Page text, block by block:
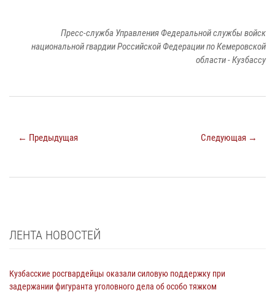
Пресс-служба Управления Федеральной службы войск
национальной гвардии Российской Федерации по Кемеровской
области - Кузбассу
← Предыдущая Следующая →
ЛЕНТА НОВОСТЕЙ
Кузбасские росгвардейцы оказали силовую поддержку при
задержании фигуранта уголовного дела об особо тяжком